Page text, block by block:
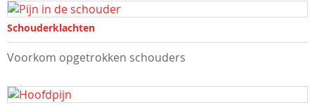
Schouderklachten
Voorkom opgetrokken schouders